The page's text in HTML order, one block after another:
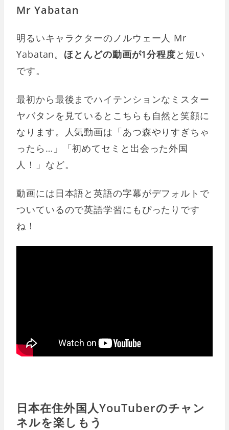
Mr Yabatan
明るいキャラクターのノルウェー人 Mr
Yabatan。 ほとんどの動画が1分程度と短い
です。
最初から最後までハイテンションなミスター
ヤバタンを見ているとこちらも自然と笑顔に
なります。人気動画は「あつ森やりすぎちゃ
ったら…」「初めてセミと出会った外国
人！」など。
動画には日本語と英語の字幕がデフォルトで
ついているので英語学習にもぴったりです
ね！
日本在住外国人YouTuberのチャン
ネルを楽しもう